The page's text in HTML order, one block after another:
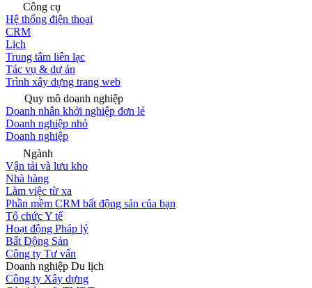
Công cụ
Hệ thống điện thoại
CRM
Lịch
Trung tâm liên lạc
Tác vụ & dự án
Trình xây dựng trang web
Quy mô doanh nghiệp
Doanh nhân khởi nghiệp đơn lẻ
Doanh nghiệp nhỏ
Doanh nghiệp
Ngành
Vận tải và lưu kho
Nhà hàng
Làm việc từ xa
Phần mềm CRM bất động sản của bạn
Tổ chức Y tế
Hoạt động Pháp lý
Bất Động Sản
Công ty Tư vấn
Doanh nghiệp Du lịch
Công ty Xây dựng